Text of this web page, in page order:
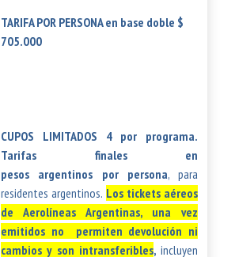
TARIFA POR PERSONA en base doble $
705.000
CUPOS LIMITADOS 4 por programa.
Tarifas finales en
pesos argentinos por persona, para
residentes argentinos. Los tickets aéreos
de Aerolíneas Argentinas, una vez
emitidos no permiten devolución ni
cambios y son intransferibles, incluyen